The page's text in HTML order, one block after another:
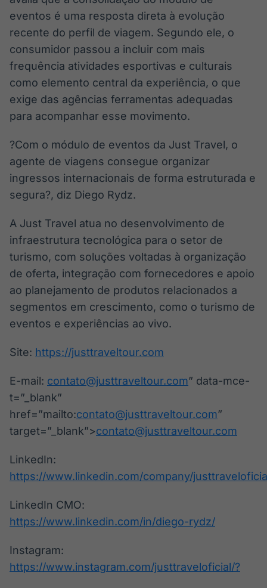
eventos é uma resposta direta à evolução
recente do perfil de viagem. Segundo ele, o
consumidor passou a incluir com mais
frequência atividades esportivas e culturais
como elemento central da experiência, o que
exige das agências ferramentas adequadas
para acompanhar esse movimento.
?Com o módulo de eventos da Just Travel, o
agente de viagens consegue organizar
ingressos internacionais de forma estruturada e
segura?, diz Diego Rydz.
A Just Travel atua no desenvolvimento de
infraestrutura tecnológica para o setor de
turismo, com soluções voltadas à organização
de oferta, integração com fornecedores e apoio
ao planejamento de produtos relacionados a
segmentos em crescimento, como o turismo de
eventos e experiências ao vivo.
Site: https://justtraveltour.com
E-mail: contato@justtraveltour.com” data-mce-
t=”_blank”
href=”mailto:contato@justtraveltour.com”
target=”_blank”>contato@justtraveltour.com
LinkedIn:
https://www.linkedin.com/company/
LinkedIn CMO:
https://www.linkedin.com/in/diego-rydz/
Instagram:
https://www.instagram.com/justtraveloficial/?